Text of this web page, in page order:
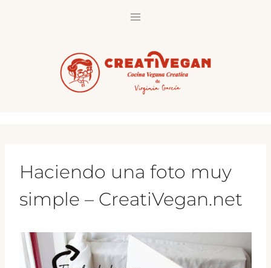
Haciendo una foto muy
simple – CreatiVegan.net